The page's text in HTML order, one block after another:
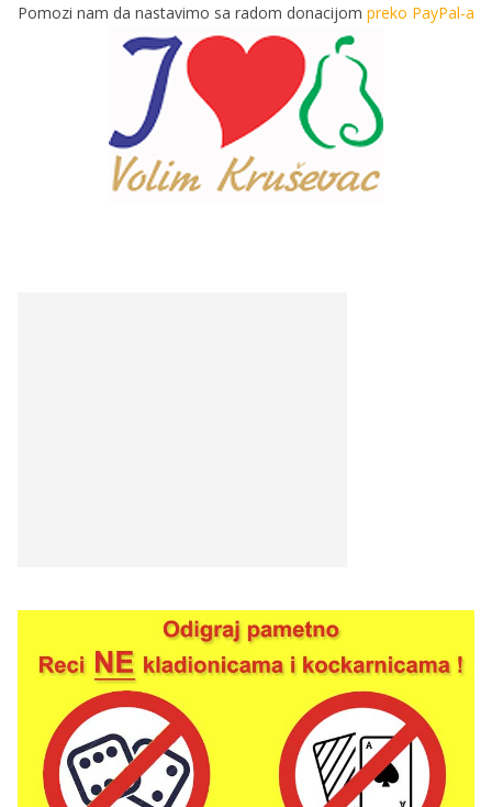
Pomozi nam da nastavimo sa radom donacijom preko PayPal-a